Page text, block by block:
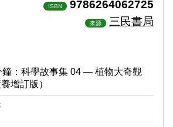
ISBN 9786264062725
來源 三民書局
鐘：科學故事集 04 ― 植物大奇觀
增訂版）